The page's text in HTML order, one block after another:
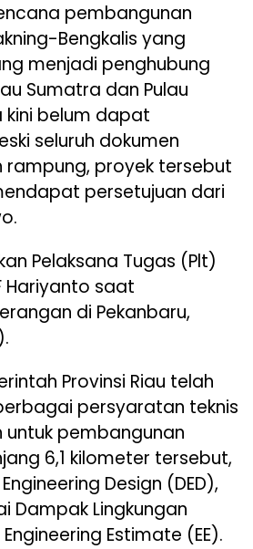
pembangunan
Bengkalis yang
menjadi penghubung
Sumatra dan Pulau
kini belum dapat
seluruh dokumen
rampung, proyek tersebut
persetujuan dari
Pelaksana Tugas (Plt)
Hariyanto saat
di Pekanbaru,
Provinsi Riau telah
persyaratan teknis
pembangunan
6,1 kilometer tersebut,
Design (DED),
Dampak Lingkungan
Estimate (EE).